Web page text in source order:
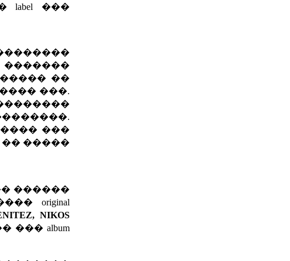
���
��
���.
���
�����
������
original
NIKOS
album